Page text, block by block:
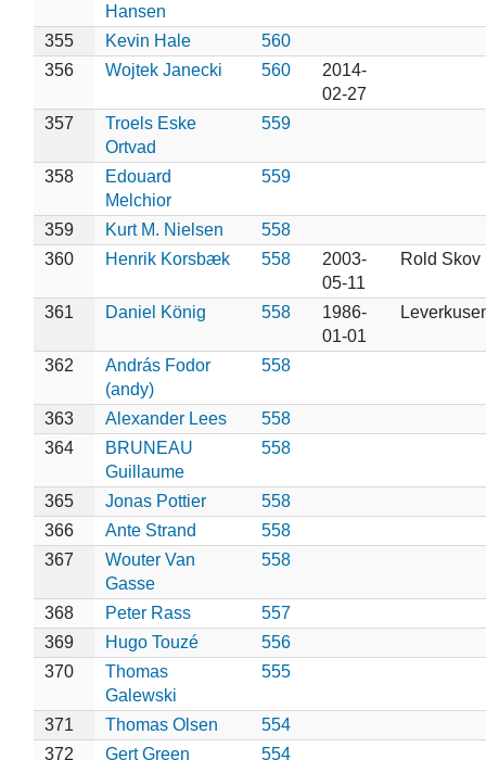
Hansen
355 Kevin Hale
560
356
Wojtek Janecki 560
2014-
02-27
357
Troels Eske
Ortvad
559
358
Edouard
Melchior
559
359 Kurt M. Nielsen
558
360
Henrik Korsbæk 558
2003-
05-11
Rold Skov
361 Daniel König 558
1986-
01-01
362
András Fodor
(andy)
558
363 Alexander Lees
558
364
BRUNEAU
Guillaume
558
365 Jonas Pottier
558
366
Ante Strand
558
367
Wouter Van
Gasse
558
368 Peter Rass
557
369
Hugo Touzé
556
370
Thomas
Galewski
555
371 Thomas Olsen
554
372
Gert Green 554